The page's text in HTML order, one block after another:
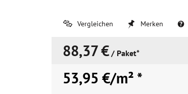
Vergleichen Merken
88,37 € / Paket*
53,95 €/m² *